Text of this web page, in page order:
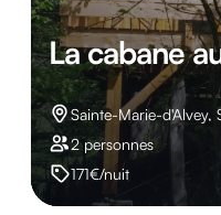
La cabane
Sainte-Marie-d'Alvey,
2 personnes
171€/nuit